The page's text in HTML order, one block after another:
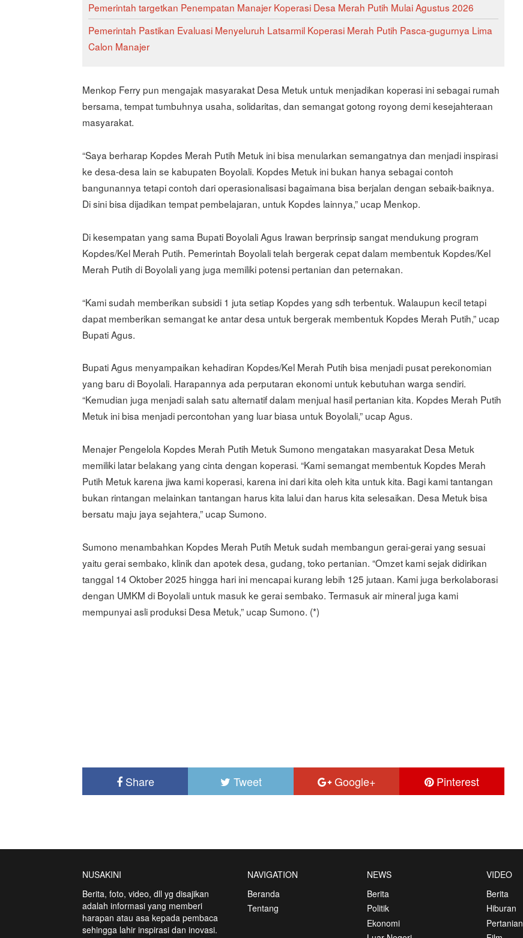
Pemerintah targetkan Penempatan Manajer Koperasi Desa Merah Putih Mulai Agustus 2026
Pemerintah Pastikan Evaluasi Menyeluruh Latsarmil Koperasi Merah Putih Pasca-gugurnya Lima
Calon Manajer
Menkop Ferry pun mengajak masyarakat Desa Metuk untuk menjadikan koperasi ini sebagai rumah
bersama, tempat tumbuhnya usaha, solidaritas, dan semangat gotong royong demi kesejahteraan
masyarakat.
“Saya berharap Kopdes Merah Putih Metuk ini bisa menularkan semangatnya dan menjadi inspirasi
ke desa-desa lain se kabupaten Boyolali. Kopdes Metuk ini bukan hanya sebagai contoh
bangunannya tetapi contoh dari operasionalisasi bagaimana bisa berjalan dengan sebaik-baiknya.
Di sini bisa dijadikan tempat pembelajaran, untuk Kopdes lainnya,” ucap Menkop.
Di kesempatan yang sama Bupati Boyolali Agus Irawan berprinsip sangat mendukung program
Kopdes/Kel Merah Putih. Pemerintah Boyolali telah bergerak cepat dalam membentuk Kopdes/Kel
Merah Putih di Boyolali yang juga memiliki potensi pertanian dan peternakan.
“Kami sudah memberikan subsidi 1 juta setiap Kopdes yang sdh terbentuk. Walaupun kecil tetapi
dapat memberikan semangat ke antar desa untuk bergerak membentuk Kopdes Merah Putih,” ucap
Bupati Agus.
Bupati Agus menyampaikan kehadiran Kopdes/Kel Merah Putih bisa menjadi pusat perekonomian
yang baru di Boyolali. Harapannya ada perputaran ekonomi untuk kebutuhan warga sendiri.
“Kemudian juga menjadi salah satu alternatif dalam menjual hasil pertanian kita. Kopdes Merah Putih
Metuk ini bisa menjadi percontohan yang luar biasa untuk Boyolali,” ucap Agus.
Menajer Pengelola Kopdes Merah Putih Metuk Sumono mengatakan masyarakat Desa Metuk
memiliki latar belakang yang cinta dengan koperasi. “Kami semangat membentuk Kopdes Merah
Putih Metuk karena jiwa kami koperasi, karena ini dari kita oleh kita untuk kita. Bagi kami tantangan
bukan rintangan melainkan tantangan harus kita lalui dan harus kita selesaikan. Desa Metuk bisa
bersatu maju jaya sejahtera,” ucap Sumono.
Sumono menambahkan Kopdes Merah Putih Metuk sudah membangun gerai-gerai yang sesuai
yaitu gerai sembako, klinik dan apotek desa, gudang, toko pertanian. “Omzet kami sejak didirikan
tanggal 14 Oktober 2025 hingga hari ini mencapai kurang lebih 125 jutaan. Kami juga berkolaborasi
dengan UMKM di Boyolali untuk masuk ke gerai sembako. Termasuk air mineral juga kami
mempunyai asli produksi Desa Metuk,” ucap Sumono. (*)
Share Tweet Google+ Pinterest
NUSAKINI
Berita, foto, video, dll yg disajikan
adalah informasi yang memberi
harapan atau asa kepada pembaca
sehingga lahir inspirasi dan inovasi.
NAVIGATION
Beranda
Tentang
NEWS
Berita
Politik
Ekonomi
VIDEO
Berita
Hiburan
Pertanian